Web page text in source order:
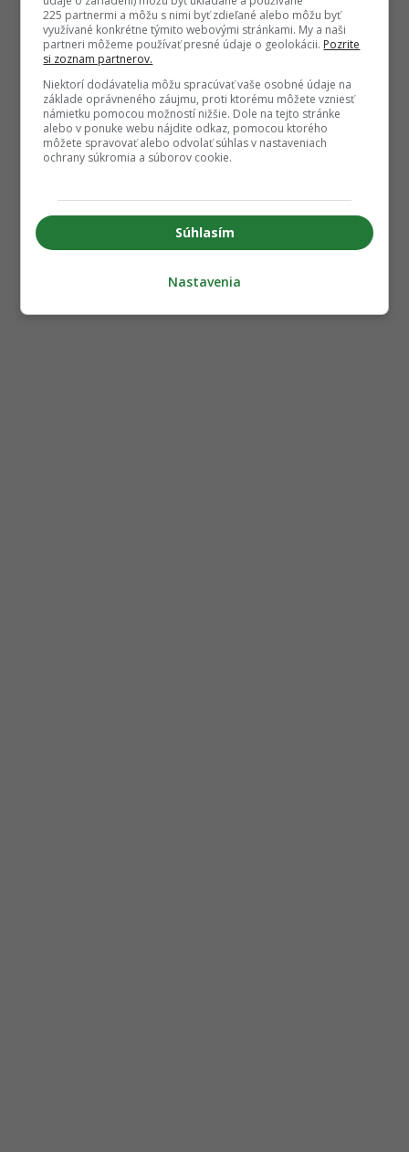
225 partnermi a môžu s nimi byť zdieľané alebo môžu byť
využívané konkrétne týmito webovými stránkami. My a naši
partneri môžeme používať presné údaje o geolokácii. Pozrite
si zoznam partnerov.
Niektorí dodávatelia môžu spracúvať vaše osobné údaje na
základe oprávneného záujmu, proti ktorému môžete vzniesť
námietku pomocou možností nižšie. Dole na tejto stránke
alebo v ponuke webu nájdite odkaz, pomocou ktorého
môžete spravovať alebo odvolať súhlas v nastaveniach
ochrany súkromia a súborov cookie.
Súhlasím
Nastavenia